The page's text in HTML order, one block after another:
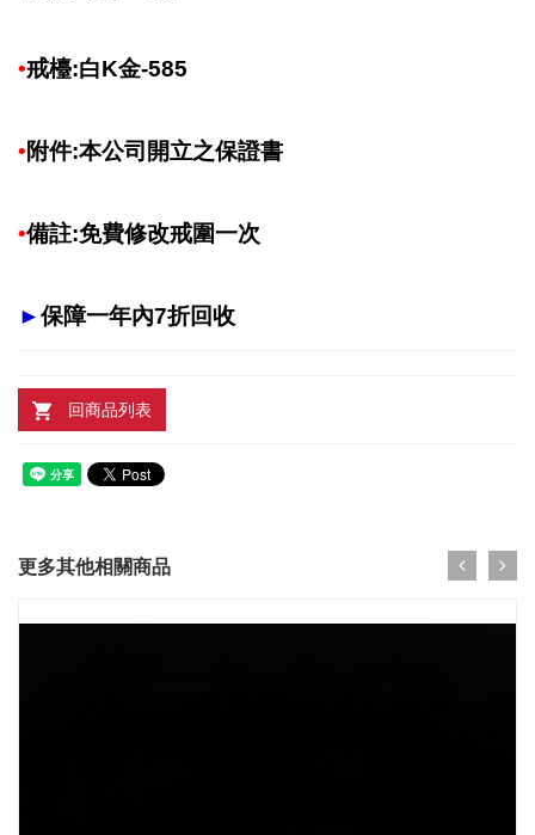
•戒檯:白K金-585
•附件:本公司開立之保證書
•備註:免費修改戒圍一次
►保障一年內7折回收
回商品列表
更多其他相關商品